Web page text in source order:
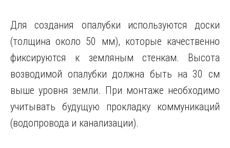
Для создания опалубки используются доски
(толщина около 50 мм), которые качественно
фиксируются к земляным стенкам. Высота
возводимой опалубки должна быть на 30 см
выше уровня земли. При монтаже необходимо
учитывать будущую прокладку коммуникаций
(водопровода и канализации).